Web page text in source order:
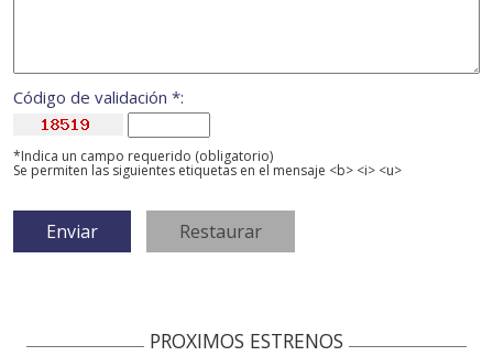
Código de validación *:
*Indica un campo requerido (obligatorio)
Se permiten las siguientes etiquetas en el mensaje <b> <i> <u>
PROXIMOS ESTRENOS